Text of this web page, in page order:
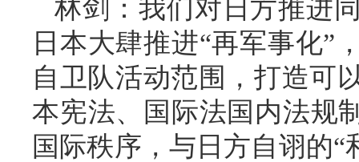
林剑：我们对日方推进
日本大肆推进“再军事化”
自卫队活动范围，打造可
本宪法、国际法国内法规
国际秩序，与日方自诩的